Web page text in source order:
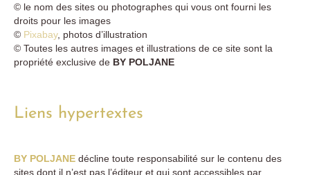
© le nom des sites ou photographes qui vous ont fourni les
droits pour les images
© Pixabay, photos d’illustration
© Toutes les autres images et illustrations de ce site sont la
propriété exclusive de BY POLJANE
Liens hypertextes
BY POLJANE décline toute responsabilité sur le contenu des
sites dont il n’est pas l’éditeur et qui sont accessibles par